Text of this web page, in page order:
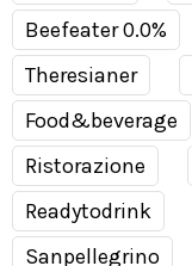
Beefeater 0.0%
Theresianer
Food&beverage
Ristorazione
Readytodrink
Sanpellegrino